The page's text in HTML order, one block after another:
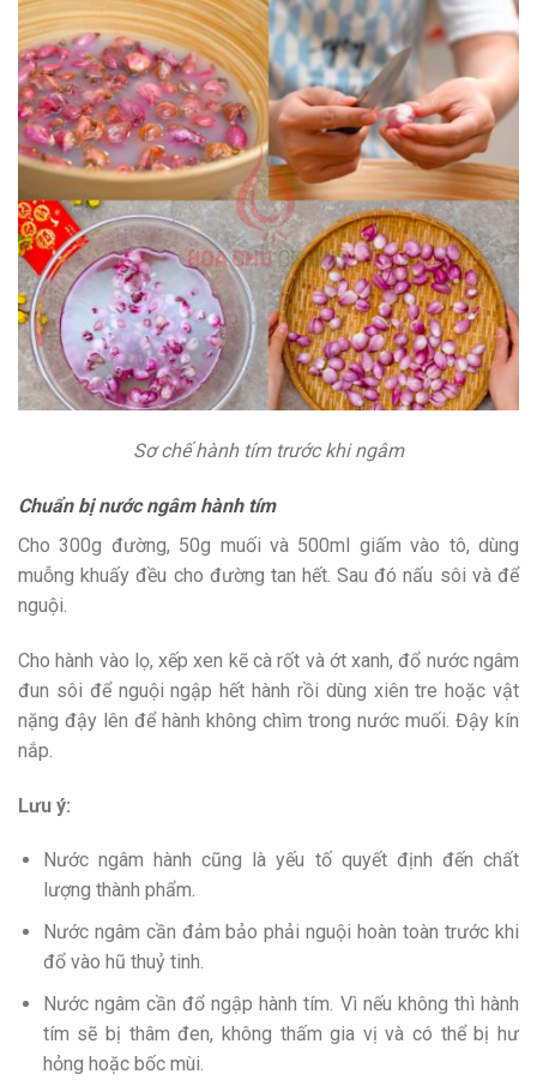
Sơ chế hành tím trước khi ngâm
Chuẩn bị nước ngâm hành tím
Cho 300g đường, 50g muối và 500ml giấm vào tô, dùng
muỗng khuấy đều cho đường tan hết. Sau đó nấu sôi và để
nguội.
Cho hành vào lọ, xếp xen kẽ cà rốt và ớt xanh, đổ nước ngâm
đun sôi để nguội ngập hết hành rồi dùng xiên tre hoặc vật
nặng đậy lên để hành không chìm trong nước muối. Đậy kín
nắp.
Lưu ý:
Nước ngâm hành cũng là yếu tố quyết định đến chất
lượng thành phẩm.
Nước ngâm cần đảm bảo phải nguội hoàn toàn trước khi
đổ vào hũ thuỷ tinh.
Nước ngâm cần đổ ngập hành tím. Vì nếu không thì hành
tím sẽ bị thâm đen, không thấm gia vị và có thể bị hư
hỏng hoặc bốc mùi.